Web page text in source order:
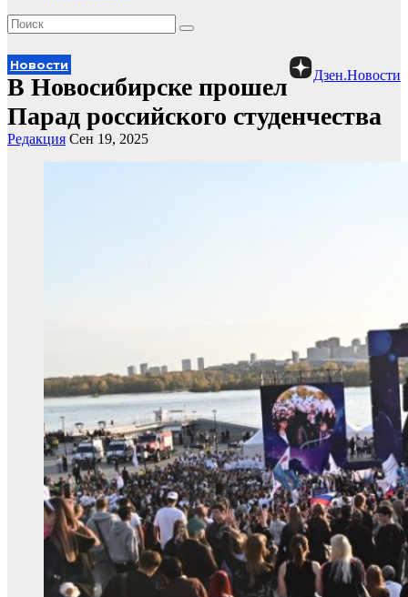
Дзен.Новости
Новости
В Новосибирске прошел
Парад российского студенчества
Редакция Сен 19, 2025